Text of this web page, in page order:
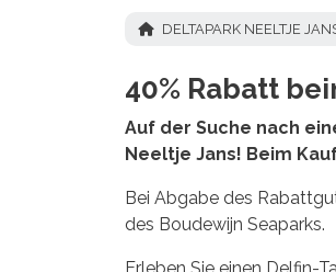
DELTAPARK NEELTJE
40% Rabatt
Auf der Suche nach
Neeltje Jans! Beim
Bei Abgabe des
des Boudewijn Seaparks.